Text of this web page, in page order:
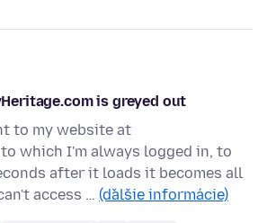
is greyed out
to my website at
which I'm always logged in, to
after it loads it becomes all
access … (ďalšie informácie)